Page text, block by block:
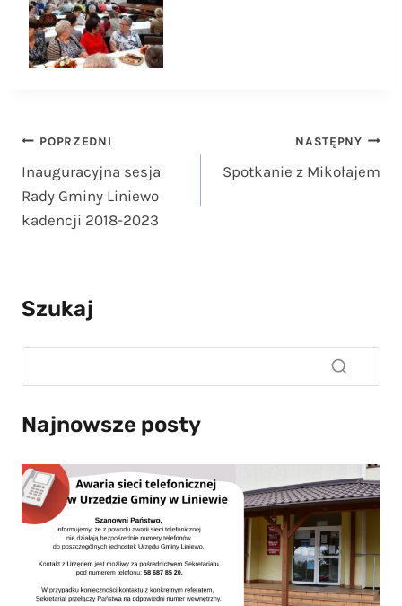
Nawigacja
wpisu
POPRZEDNI
Inauguracyjna sesja
Rady Gminy Liniewo
kadencji 2018-2023
NASTĘPNY
Spotkanie z Mikołajem
Szukaj
Najnowsze posty